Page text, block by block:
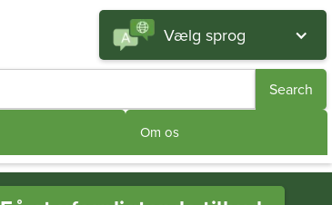
Vælg sprog
Om os